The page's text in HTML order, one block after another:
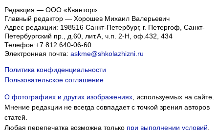
Редакция — ООО «Квантор»
Главный редактор — Хорошев Михаил Валерьевич
Адрес редакции: 198516 Санкт-Петербург, г. Петергоф Санкт-
Петербургский пр., д.60, лит.А, ч.п. 2-Н, оф.432, 434
Телефон:+7 812 640-06-60
Электронная почта: askme@shkolazhizni.ru
Политика конфиденциальности
Пользовательское соглашение
О фотографиях и других изображениях, используемых на сайте.
Мнение редакции не всегда совпадает с точкой зрения авторов
статей.
Любая перепечатка возможна только при выполнении условий